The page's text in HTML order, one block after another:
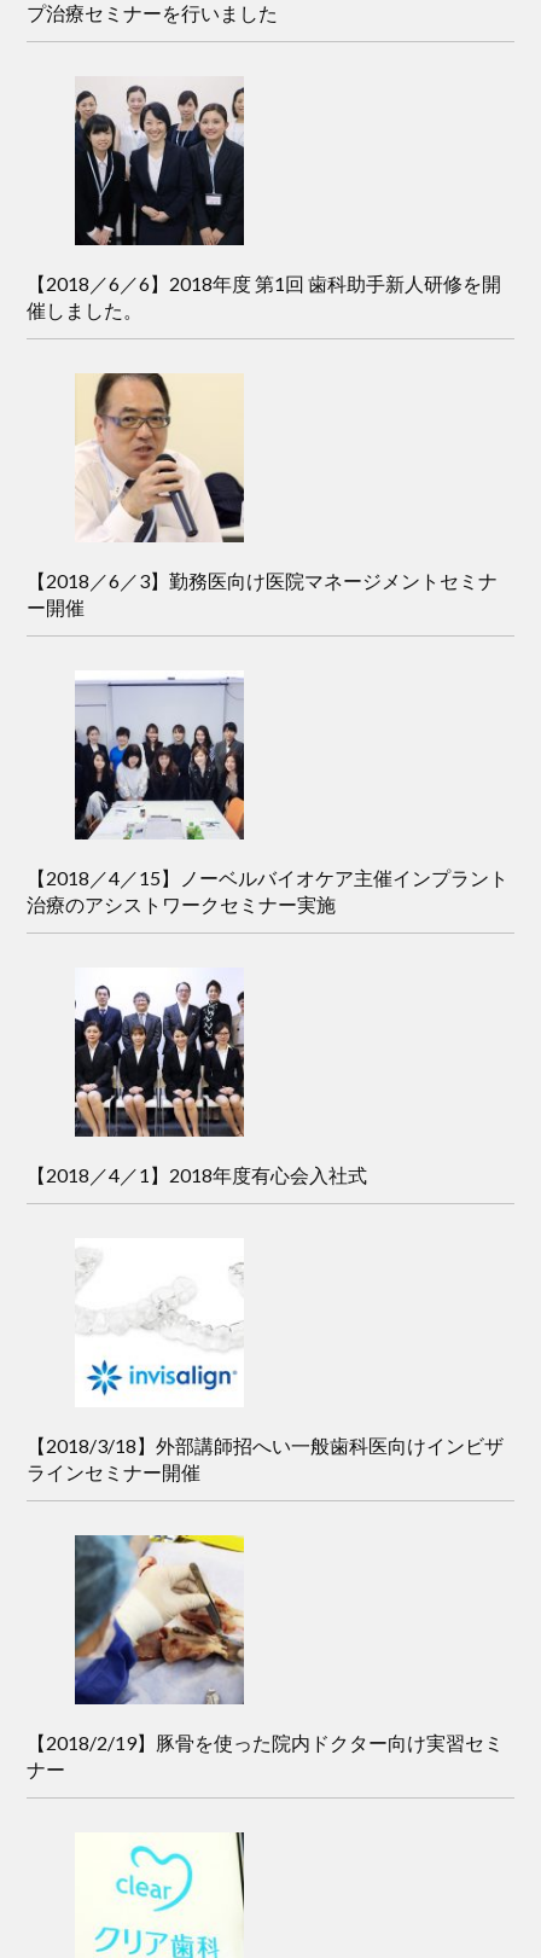
プ治療セミナーを行いました
【2018／6／6】2018年度 第1回 歯科助手新人研修を開
催しました。
【2018／6／3】勤務医向け医院マネージメントセミナ
ー開催
【2018／4／15】ノーベルバイオケア主催インプラント
治療のアシストワークセミナー実施
【2018／4／1】2018年度有心会入社式
【2018/3/18】外部講師招へい一般歯科医向けインビザ
ラインセミナー開催
【2018/2/19】豚骨を使った院内ドクター向け実習セミ
ナー